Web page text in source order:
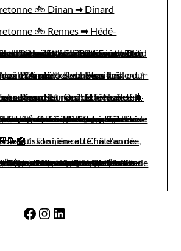
Facebook
Instagram
LinkedIn